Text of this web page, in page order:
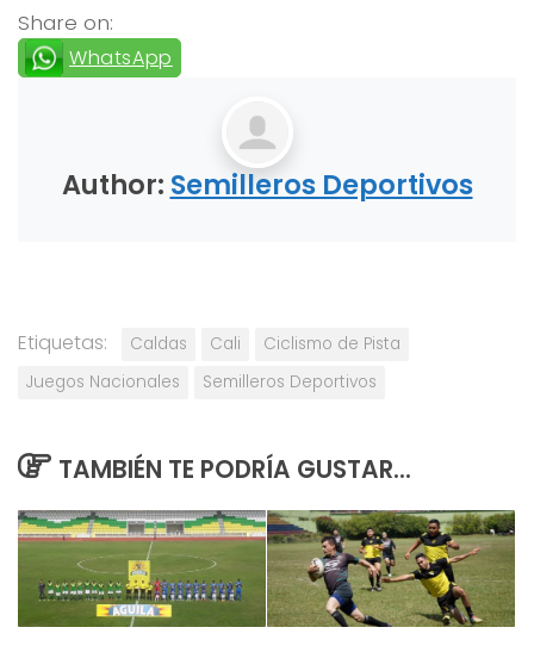
Share on:
WhatsApp
Author: Semilleros Deportivos
Etiquetas: Caldas Cali
Ciclismo de Pista
Juegos Nacionales
Semilleros Deportivos
TAMBIÉN TE PODRÍA GUSTAR...